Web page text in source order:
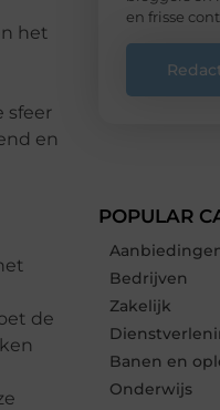
het
sfeer
en
de
en frisse
POPULAR
Bedrijven
Zakelijk
Banen en
Onderwijs